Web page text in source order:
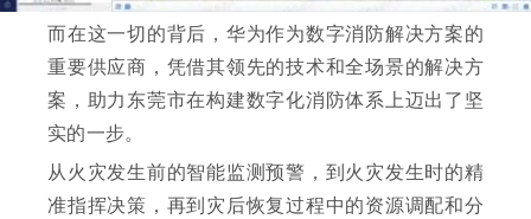
而在这一切的背后，华为作为数字消防解决方案的
重要供应商，凭借其领先的技术和全场景的解决方
案，助力东莞市在构建数字化消防体系上迈出了坚
实的一步。
从火灾发生前的智能监测预警，到火灾发生时的精
准指挥决策，再到灾后恢复过程中的资源调配和分